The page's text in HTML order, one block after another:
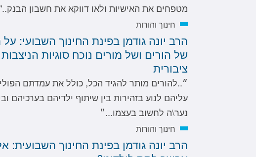
מטפחים את האישיות ולאו דווקא את חשבון הבנק.."
חינוך והורות
הרב יונה גודמן בפינת החינוך השבועי:
של הורים ושל מורים נוכח סוגיות
ציבורית
״..להורים מותר להגיד הכל, כולל את עמדתם
עליהם לנוע בזהירות בין שיתוף ילדיהם בערכיהם
נער\ה לחשוב בעצמו...״
חינוך והורות
הרב יונה גודמן בפינת החינוך השבועית: